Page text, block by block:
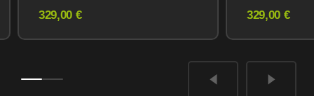
Midnight
329,00 €
eSIM)
329,00 €